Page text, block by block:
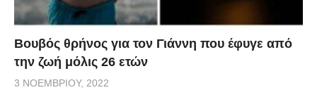
Βουβός θρήνος για τον Γιάννη που έφυγε από
την ζωή μόλις 26 ετών
3 ΝΟΕΜΒΡΊΟΥ, 2022